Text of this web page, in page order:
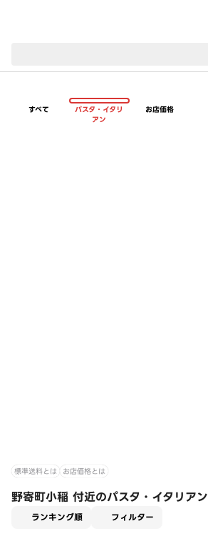
すべて
パスタ・イタリ
アン
お店価格
標準送料とは お店価格とは
野寄町小稲 付近のパスタ・イタリアン
ランキング順 フィルター